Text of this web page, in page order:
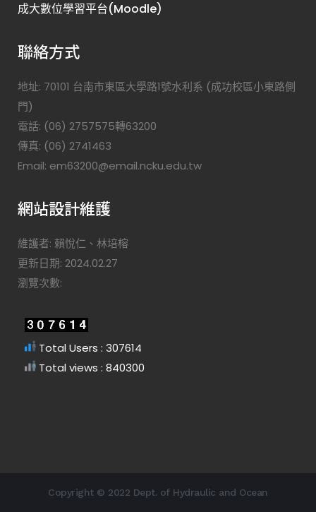
成大數位學習平台(Moodle)
聯絡方式
地址: 70101 台南市東區大學路1號水利系 (成功校區小東路側
門)
電話: (06) 2757575轉63200
傳真: (06) 2741463
Email: em63200@email.ncku.edu.tw
網站設計維護
維護者: 賴悅仁、林培榕
更新日期: 2024.02.27
瀏覽次數:
Total Users : 307614
Total views : 840300
Copyright © 2022 Dept. of Hydraulic and Ocean